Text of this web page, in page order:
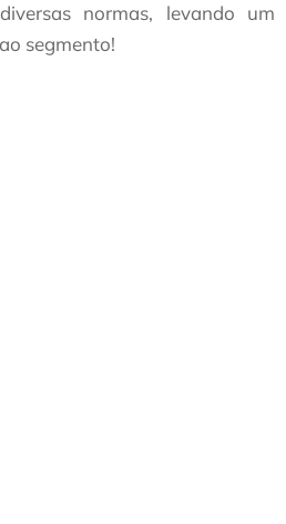
normas, levando um
segmento!